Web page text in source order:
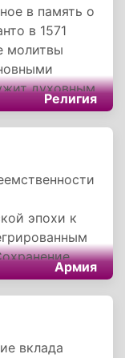
в память о
в 1571
молитвы
духовным
с
по всему
Религия
эпохи к
на
силы
но и
Армия
вклада